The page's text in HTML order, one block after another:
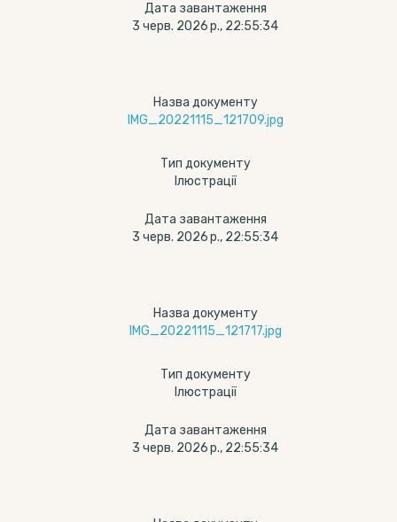
Дата завантаження
3 черв. 2026 р., 22:55:34
Назва документу
IMG_20221115_121709.jpg
Тип документу
Ілюстрації
Дата завантаження
3 черв. 2026 р., 22:55:34
Назва документу
IMG_20221115_121717.jpg
Тип документу
Ілюстрації
Дата завантаження
3 черв. 2026 р., 22:55:34